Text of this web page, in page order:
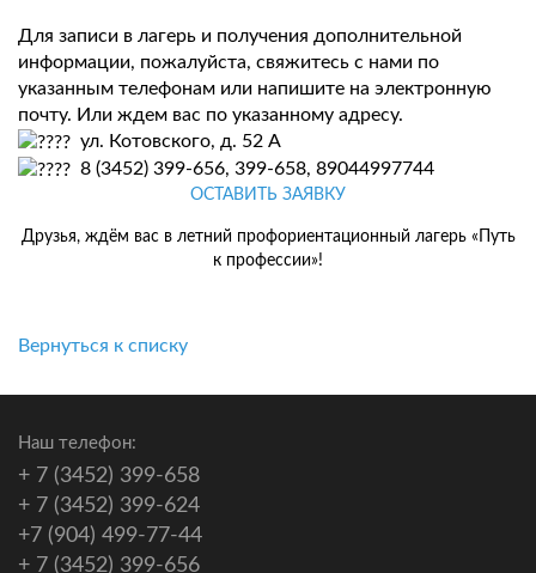
Для записи в лагерь и получения дополнительной
информации, пожалуйста, свяжитесь с нами по
указанным телефонам или напишите на электронную
почту. Или ждем вас по указанному адресу.
ул. Котовского, д. 52 А
8 (3452) 399-656, 399-658, 89044997744
ОСТАВИТЬ ЗАЯВКУ
Друзья, ждём вас в летний профориентационный лагерь «Путь
к профессии»!
Вернуться к списку
Наш телефон:
+ 7 (3452) 399-658
+ 7 (3452) 399-624
+7 (904) 499-77-44
+ 7 (3452) 399-656